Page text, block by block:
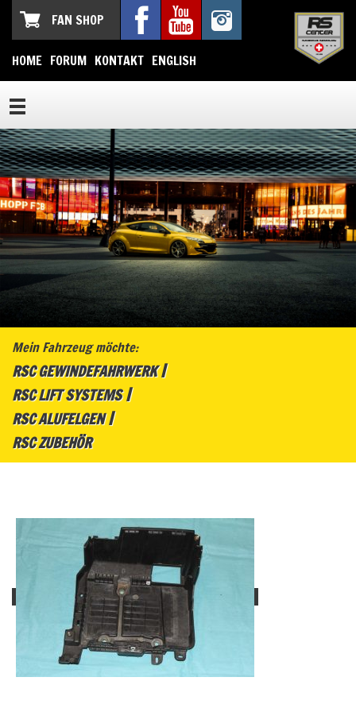
FAN SHOP
HOME FORUM KONTAKT ENGLISH
Mein Fahrzeug möchte:
RSC GEWINDEFAHRWERK
RSC LIFT SYSTEMS
RSC ALUFELGEN
RSC ZUBEHÖR